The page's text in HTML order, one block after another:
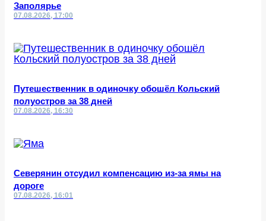
Заполярье
07.08.2026, 17:00
Путешественник в одиночку обошёл Кольский
полуостров за 38 дней
07.08.2026, 16:30
Северянин отсудил компенсацию из-за ямы на
дороге
07.08.2026, 16:01